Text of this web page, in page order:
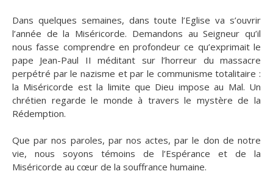
Dans quelques semaines, dans toute l’Eglise va s’ouvrir
l’année de la Miséricorde. Demandons au Seigneur qu’il
nous fasse comprendre en profondeur ce qu’exprimait le
pape Jean-Paul II méditant sur l’horreur du massacre
perpétré par le nazisme et par le communisme totalitaire :
la Miséricorde est la limite que Dieu impose au Mal. Un
chrétien regarde le monde à travers le mystère de la
Rédemption.
Que par nos paroles, par nos actes, par le don de notre
vie, nous soyons témoins de l’Espérance et de la
Miséricorde au cœur de la souffrance humaine.